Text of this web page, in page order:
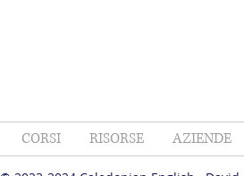
CORSI RISORSE AZIENDE